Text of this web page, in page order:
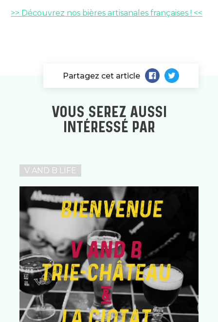
>> Découvrez nos bières artisanales françaises ! <<
Partagez cet article
VOUS SEREZ AUSSI
INTÉRESSÉ PAR
V AND B LIFE